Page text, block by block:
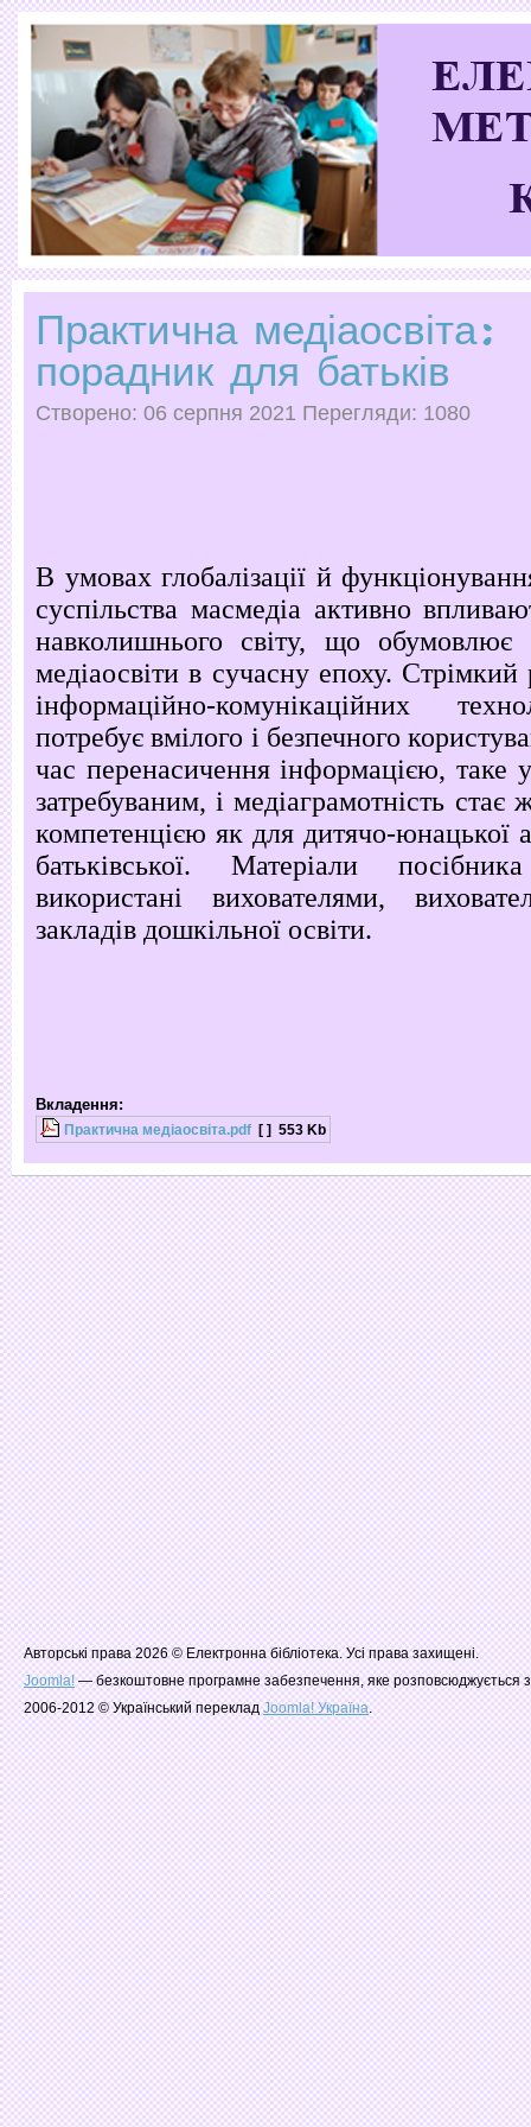
Практична медіаосвіта:
порадник для батьків
Створено: 06 серпня 2021 Перегляди: 1080
В умовах глобалізації й
суспільства масмедіа активно
навколишнього світу, що обумовлює
медіаосвіти в сучасну епоху. Стрімкий
інформаційно-комунікаційних
потребує вмілого і безпечного
час перенасичення інформацією, таке
затребуваним, і медіаграмотність
компетенцією як для дитячо-юнацької
батьківської. Матеріали
використані вихователями,
закладів дошкільної освіти.
Вкладення:
Практична медіаосвіта.pdf [ ] 553 Kb
Авторські права 2026 © Електронна бібліотека. Усі права захищені.
Joomla!— безкоштовне програмне забезпечення, яке розповсюджується
2006-2012 © Український перекладJoomla! Україна.